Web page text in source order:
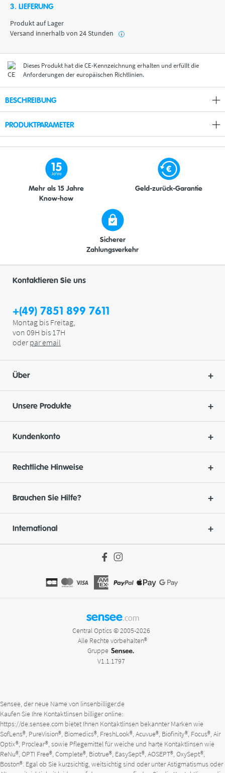
BESCHREIBUNG
PRODUKTPARAMETER
3. LIEFERUNG
Produkt auf Lager
Versand innerhalb von 24 Stunden
i
Dieses Produkt hat die CE-Kennzeichnung erhalten und erfüllt die
Anforderungen der europäischen Richtlinien.
Mehr als 15 Jahre
Know-how
Sicherer
Zahlungsverkehr
Geld-zurück-Garantie
Kontaktieren Sie uns
+(49) 7851 899 7611
Montag bis Freitag,
von 09H bis 17H
oder paremail
Über
Unsere Produkte
Kundenkonto
Rechtliche Hinweise
Brauchen Sie Hilfe?
International
sensee.com
Central Optics © 2005-2026
Alle Rechte vorbehalten®
Gruppe
V1.1.1797
Sensee, der neue Name von linsenbilliger.de
Kaufen Sie Ihre Kontaktlinsen billiger online:
https://de.sensee.com bietet Ihnen Kontaktlinsen bekannter Marken wie
SofLens®, PureVision®, Biomedics®, FreshLook®, Acuvue®, Biofinity®, Focus®, Air
Optix®, Proclear®, sowie Pflegemittel für weiche und harte Kontaktlinsen wie
ReNu®, OPTI Free®, Complete®, Biotrue®, EasySept®, AOSEPT®, OxySept®,
Boston®. Egal ob Sie kurzsichtig, weitsichtig sind oder unter Astigmatismus oder